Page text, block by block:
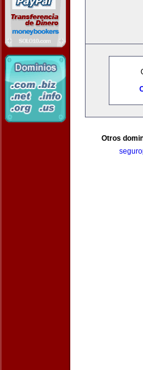
Otros